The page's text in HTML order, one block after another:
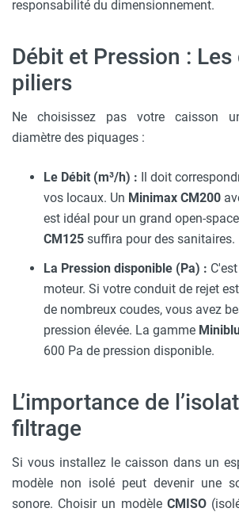
responsabilité du dimensionnement.
Débit et Pression : Les
piliers
Ne choisissez pas votre caisson
diamètre des piquages :
Le Débit (m³/h) : Il doit
vos locaux. Un Minimax CM200
est idéal pour un grand open-
CM125 suffira pour des sanitaires.
La Pression disponible (Pa) :
moteur. Si votre conduit de rejet
de nombreux coudes, vous avez
pression élevée. La gamme
600 Pa de pression disponible.
L’importance de
filtrage
Si vous installez le caisson dans un
modèle non isolé peut devenir une
sonore. Choisir un modèle CMISO